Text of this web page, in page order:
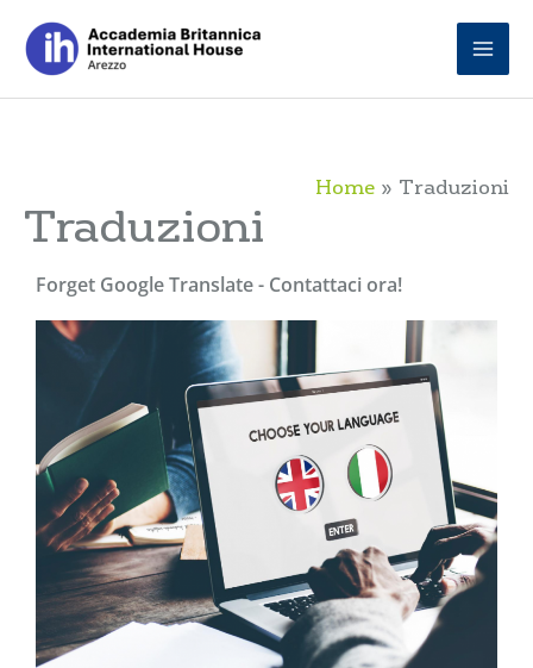
Home Traduzioni
Traduzioni
Forget Google Translate - Contattaci ora!